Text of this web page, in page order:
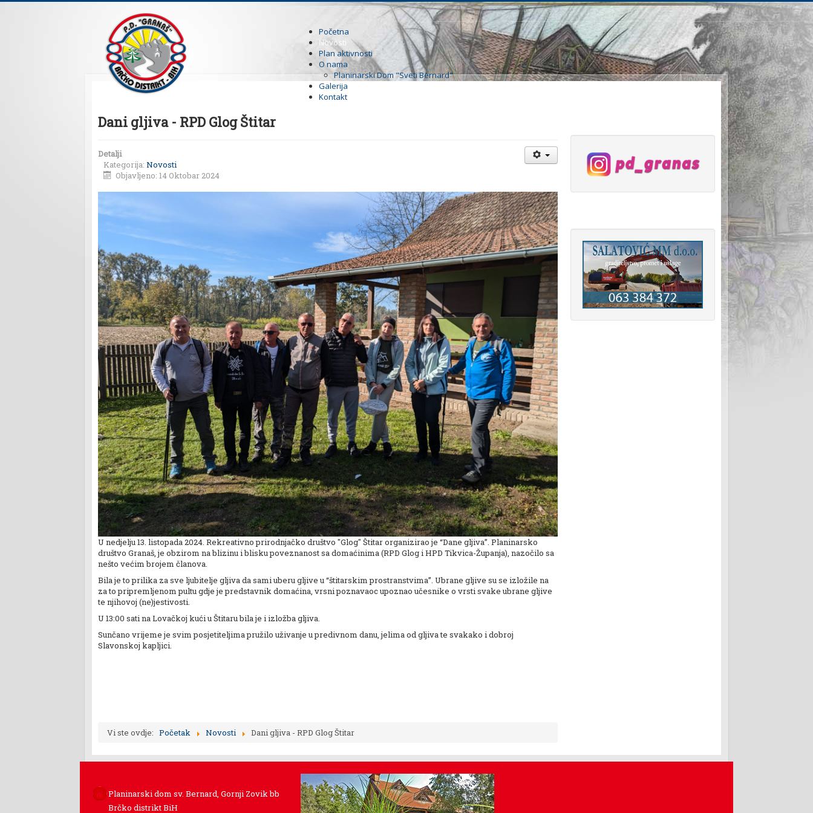
Početna
Novosti
Plan aktivnosti
O nama
Planinarski Dom "Sveti Bernard"
Galerija
Kontakt
Dani gljiva - RPD Glog Štitar
Detalji
Kategorija: Novosti
Objavljeno: 14 Oktobar 2024
U nedjelju 13. listopada 2024. Rekreativno prirodnjačko društvo "Glog" Štitar organizirao je “Dane gljiva”. Planinarsko
društvo Granaš, je obzirom na blizinu i blisku poveznanost sa domaćinima (RPD Glog i HPD Tikvica-Županja), nazočilo sa
nešto većim brojem članova.
Bila je to prilika za sve ljubitelje gljiva da sami uberu gljive u “štitarskim prostranstvima”. Ubrane gljive su se izložile na
za to pripremljenom pultu gdje je predstavnik domaćina, vrsni poznavaoc upoznao učesnike o vrsti svake ubrane gljive
te njihovoj (ne)jestivosti.
U 13:00 sati na Lovačkoj kući u Štitaru bila je i izložba gljiva.
Sunčano vrijeme je svim posjetiteljima pružilo uživanje u predivnom danu, jelima od gljiva te svakako i dobroj
Slavonskoj kapljici.
Vi ste ovdje: Početak Novosti Dani gljiva - RPD Glog Štitar
Planinarski dom sv. Bernard, Gornji Zovik bb
Brčko distrikt BiH